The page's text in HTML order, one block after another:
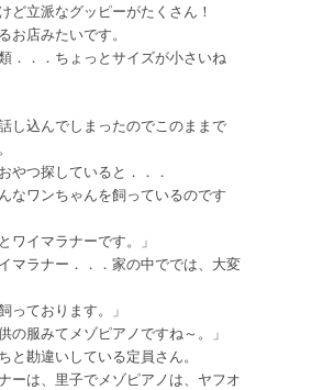
ど立派なグッピーがたくさん！
お店みたいです。
．．．ちょっとサイズが小さいね
し込んでしまったのでこのままで
やつ探していると．．．
なワンちゃんを飼っているのです
ワイマラナーです。」
マラナー．．．家の中ででは、大変
っております。」
の服みてメゾピアノですね～。」
と勘違いしている定員さん。
ーは、里子でメゾピアノは、ヤフオ